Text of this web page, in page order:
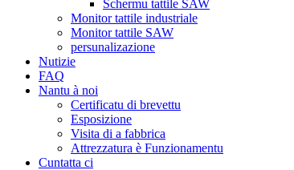
Schermu tattile SAW
Monitor tattile industriale
Monitor tattile SAW
persunalizazione
Nutizie
FAQ
Nantu à noi
Certificatu di brevettu
Esposizione
Visita di a fabbrica
Attrezzatura è Funzionamentu
Cuntatta ci